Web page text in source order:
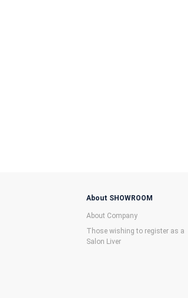
About SHOWROOM
About Company
Those wishing to register as a
Salon Liver